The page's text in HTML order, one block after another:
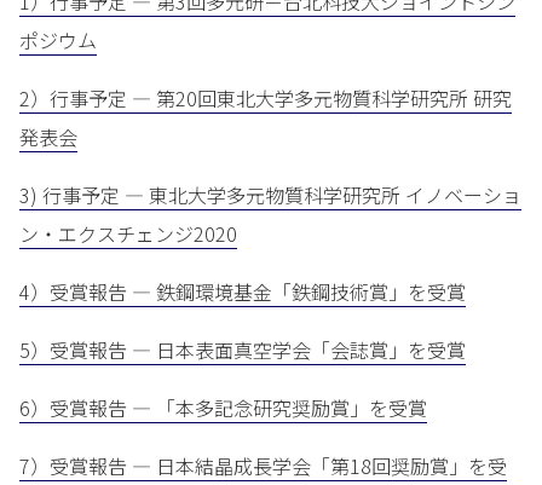
ポジウム
2）行事予定 — 第20回東北大学多元物質科学研究所 研究
発表会
3) 行事予定 — 東北大学多元物質科学研究所 イノベーショ
ン・エクスチェンジ2020
4）受賞報告 — 鉄鋼環境基金「鉄鋼技術賞」を受賞
5）受賞報告 — 日本表面真空学会「会誌賞」を受賞
6）受賞報告 — 「本多記念研究奨励賞」を受賞
7）受賞報告 — 日本結晶成長学会「第18回奨励賞」を受